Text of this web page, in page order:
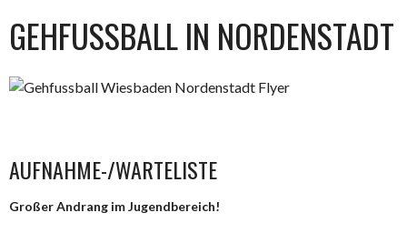
GEHFUSSBALL IN NORDENSTADT
AUFNAHME-/WARTELISTE
Großer Andrang im Jugendbereich!